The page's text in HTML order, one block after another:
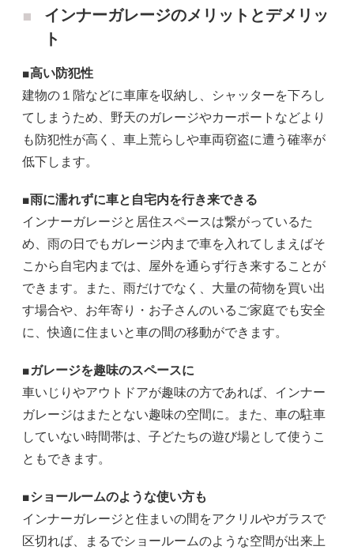
インナーガレージのメリットとデメリッ
ト
■高い防犯性
建物の１階などに車庫を収納し、シャッターを下ろし
てしまうため、野天のガレージやカーポートなどより
も防犯性が高く、車上荒らしや車両窃盗に遭う確率が
低下します。
■雨に濡れずに車と自宅内を行き来できる
インナーガレージと居住スペースは繋がっているた
め、雨の日でもガレージ内まで車を入れてしまえばそ
こから自宅内までは、屋外を通らず行き来することが
できます。また、雨だけでなく、大量の荷物を買い出
す場合や、お年寄り・お子さんのいるご家庭でも安全
に、快適に住まいと車の間の移動ができます。
■ガレージを趣味のスペースに
車いじりやアウトドアが趣味の方であれば、インナー
ガレージはまたとない趣味の空間に。また、車の駐車
していない時間帯は、子どたちの遊び場として使うこ
ともできます。
■ショールームのような使い方も
インナーガレージと住まいの間をアクリルやガラスで
区切れば、まるでショールームのような空間が出来上